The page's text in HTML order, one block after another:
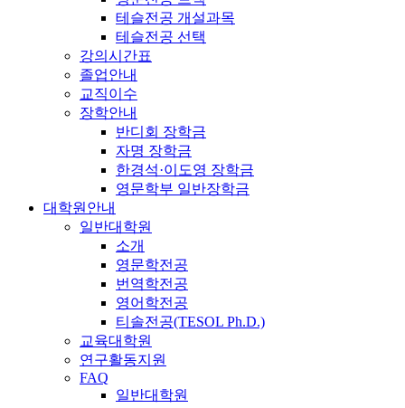
테슬전공 개설과목
테슬전공 선택
강의시간표
졸업안내
교직이수
장학안내
반디회 장학금
자명 장학금
한경석·이도영 장학금
영문학부 일반장학금
대학원안내
일반대학원
소개
영문학전공
번역학전공
영어학전공
티솔전공(TESOL Ph.D.)
교육대학원
연구활동지원
FAQ
일반대학원